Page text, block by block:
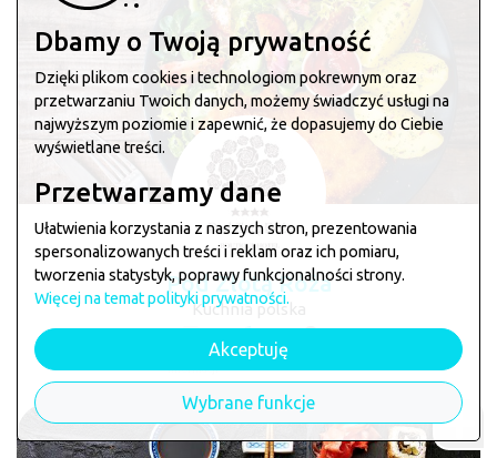
Pod Złotą Róża
Kuchnia polska
informacji
telefon
Dbamy o Twoją prywatność
Dzięki plikom cookies i technologiom pokrewnym oraz
przetwarzaniu Twoich danych, możemy świadczyć usługi na
najwyższym poziomie i zapewnić, że dopasujemy do Ciebie
wyświetlane treści.
Przetwarzamy dane
Ułatwienia korzystania z naszych stron, prezentowania
spersonalizowanych treści i reklam oraz ich pomiaru,
tworzenia statystyk, poprawy funkcjonalności strony.
Więcej na temat polityki prywatności.
Akceptuję
Wybrane funkcje